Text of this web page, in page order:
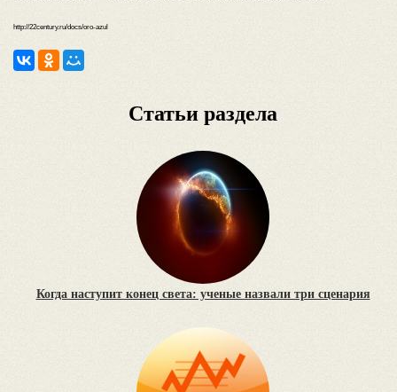
http://22century.ru/docs/oro-azul
Статьи раздела
Когда наступит конец света: ученые назвали три сценария